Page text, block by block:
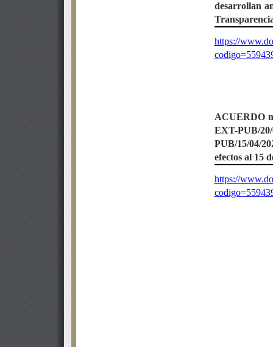
desarrollan
https://
ACUERDO
EXT-PUB/
PUB/15/04/
efectos al 15
https://